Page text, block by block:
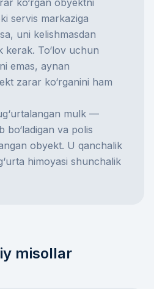
ko‘rgan obyektni
servis markaziga
uni kelishmasdan
kerak. To‘lov uchun
emas, aynan
zarar ko‘rganini ham
mulk —
bo‘ladigan va polis
obyekt. U qanchalik
himoyasi shunchalik
misollar